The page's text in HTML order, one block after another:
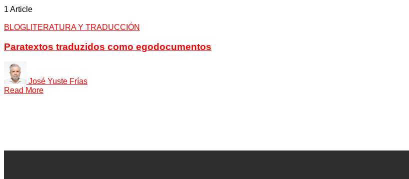
1 Article
BLOGLITERATURA Y TRADUCCIÓN
Paratextos traduzidos como egodocumentos
José Yuste Frías
Read More